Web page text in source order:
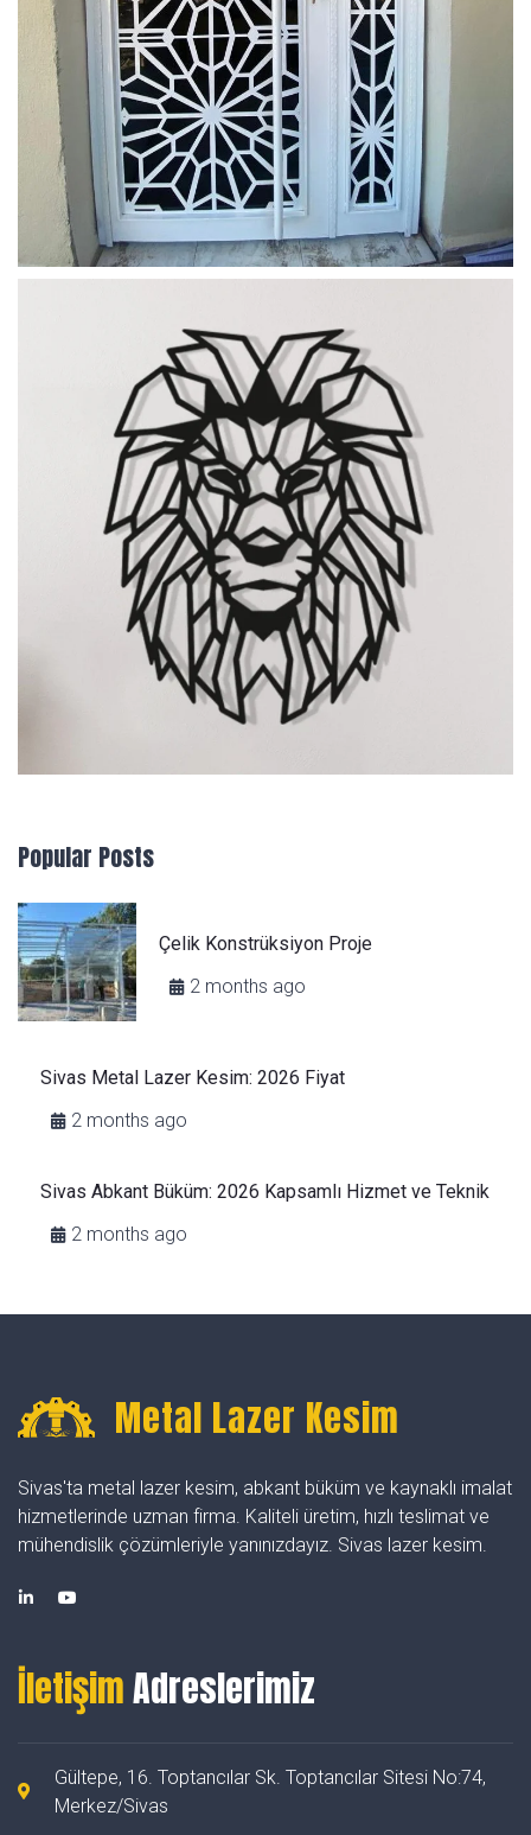
Popular Posts
Çelik Konstrüksiyon Proje
2 months ago
Sivas Metal Lazer Kesim: 2026 Fiyat
2 months ago
Sivas Abkant Büküm: 2026 Kapsamlı Hizmet ve Teknik
2 months ago
Metal Lazer Kesim
Sivas'ta metal lazer kesim, abkant büküm ve kaynaklı imalat
hizmetlerinde uzman firma. Kaliteli üretim, hızlı teslimat ve
mühendislik çözümleriyle yanınızdayız. Sivas lazer kesim.
İletişimAdreslerimiz
Gültepe, 16. Toptancılar Sk. Toptancılar Sitesi No:74,
Merkez/Sivas